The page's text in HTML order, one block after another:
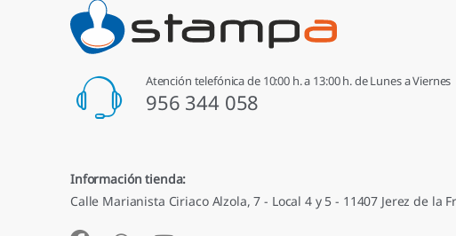
Atención telefónica de 10:00 h. a 13:00 h. de Lunes a Viernes
956 344 058
Información tienda:
Calle Marianista Ciriaco Alzola, 7 - Local 4 y 5 - 11407 Jerez de la